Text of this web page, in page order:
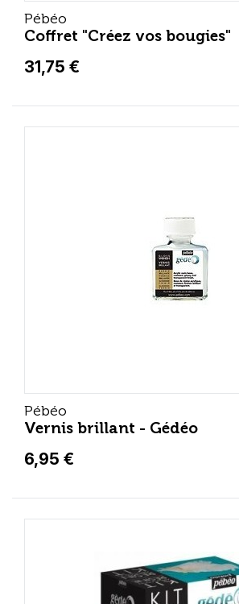
Pébéo
Coffret "Créez vos bougies"
31,75 €
Pébéo
Vernis brillant - Gédéo
6,95 €